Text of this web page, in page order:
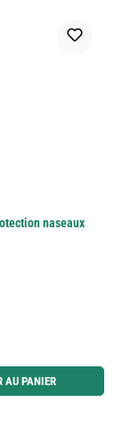
naseaux
pour augmenter ou
AU PANIER